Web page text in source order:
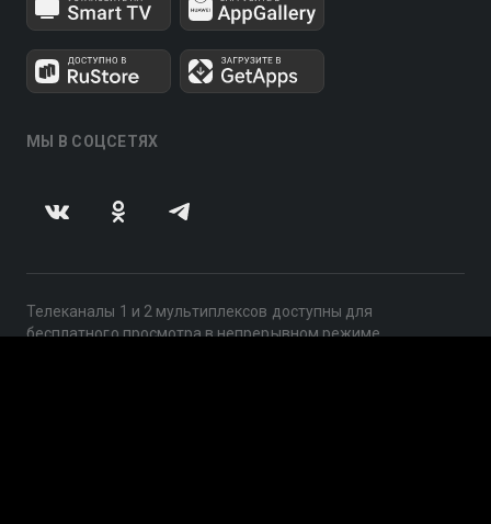
МЫ В СОЦСЕТЯХ
Телеканалы 1 и 2 мультиплексов доступны для
бесплатного просмотра в непрерывном режиме,